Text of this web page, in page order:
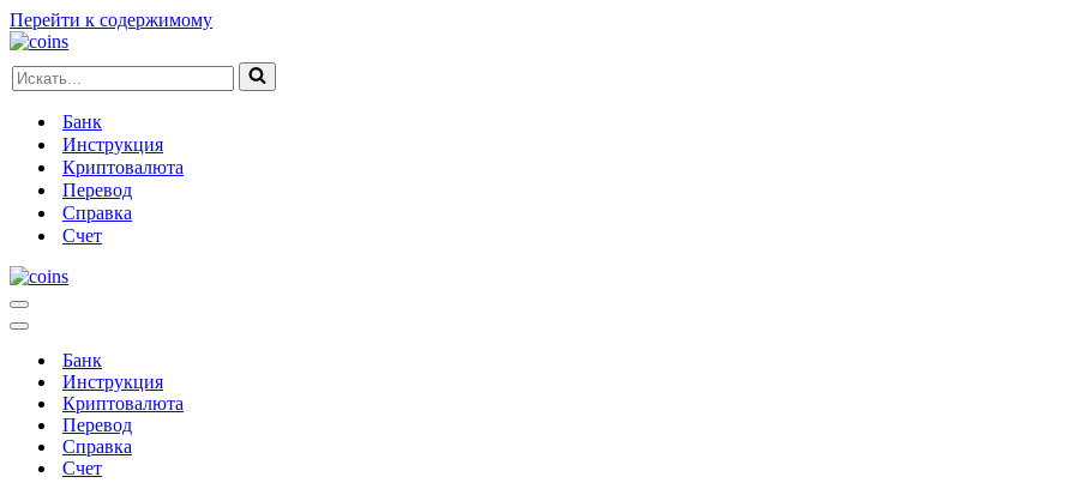
Перейти к содержимому
Искать...
Банк
Инструкция
Криптовалюта
Перевод
Справка
Счет
Меню
навигации
Меню
навигацииБанк
Инструкция
Криптовалюта
Перевод
Справка
Счет